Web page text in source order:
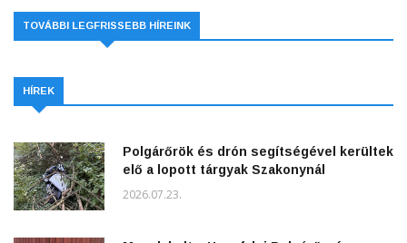
TOVÁBBI LEGFRISSEBB HÍREINK
HÍREK
Polgárőrök és drón segítségével kerültek
elő a lopott tárgyak Szakonynál
2026.07.23.